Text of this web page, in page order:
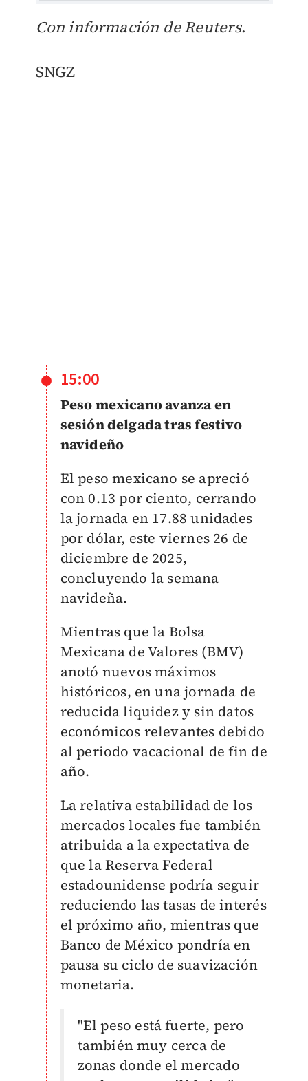
Con información de Reuters.
SNGZ
15:00
Peso mexicano avanza en
sesión delgada tras festivo
navideño
El peso mexicano se apreció
con 0.13 por ciento, cerrando
la jornada en 17.88 unidades
por dólar, este viernes 26 de
diciembre de 2025,
concluyendo la semana
navideña.
Mientras que la Bolsa
Mexicana de Valores (BMV)
anotó nuevos máximos
históricos, en una jornada de
reducida liquidez y sin datos
económicos relevantes debido
al periodo vacacional de fin de
año.
La relativa estabilidad de los
mercados locales fue también
atribuida a la expectativa de
que la Reserva Federal
estadounidense podría seguir
reduciendo las tasas de interés
el próximo año, mientras que
Banco de México pondría en
pausa su ciclo de suavización
monetaria.
"El peso está fuerte, pero
también muy cerca de
zonas donde el mercado